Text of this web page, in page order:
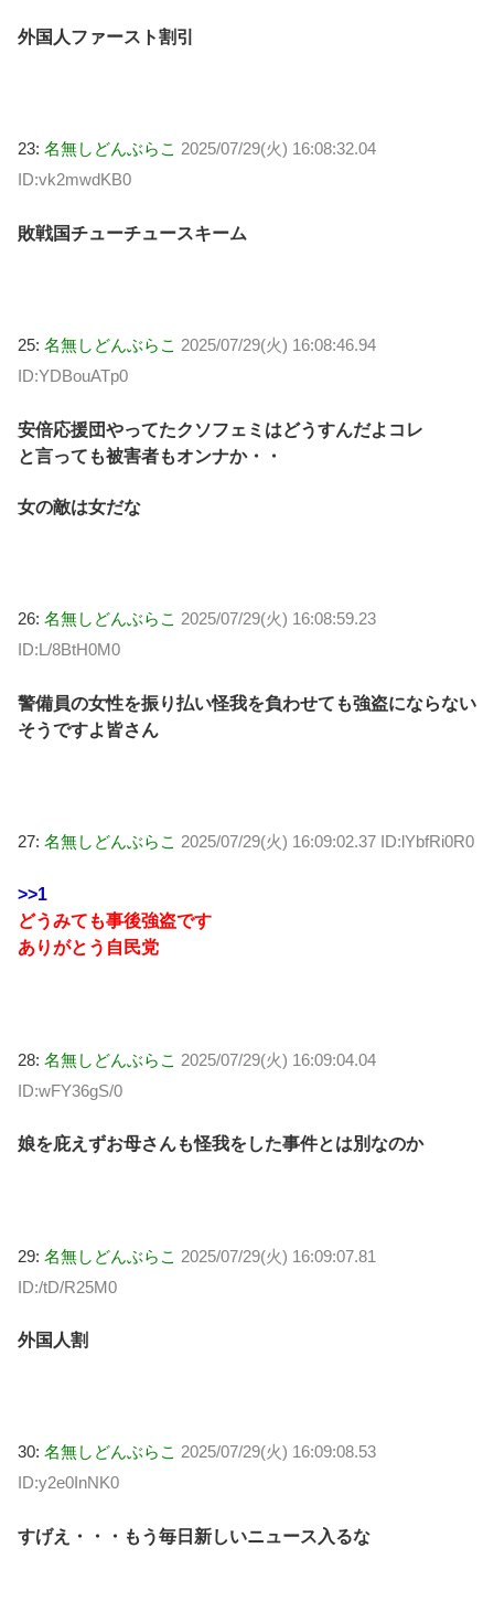
外国人ファースト割引
23: 名無しどんぶらこ 2025/07/29(火) 16:08:32.04
ID:vk2mwdKB0
敗戦国チューチュースキーム
25: 名無しどんぶらこ 2025/07/29(火) 16:08:46.94
ID:YDBouATp0
安倍応援団やってたクソフェミはどうすんだよコレ
と言っても被害者もオンナか・・
女の敵は女だな
26: 名無しどんぶらこ 2025/07/29(火) 16:08:59.23
ID:L/8BtH0M0
警備員の女性を振り払い怪我を負わせても強盗にならない
そうですよ皆さん
27: 名無しどんぶらこ 2025/07/29(火) 16:09:02.37 ID:lYbfRi0R0
>>1
どうみても事後強盗です
ありがとう自民党
28: 名無しどんぶらこ 2025/07/29(火) 16:09:04.04
ID:wFY36gS/0
娘を庇えずお母さんも怪我をした事件とは別なのか
29: 名無しどんぶらこ 2025/07/29(火) 16:09:07.81
ID:/tD/R25M0
外国人割
30: 名無しどんぶらこ 2025/07/29(火) 16:09:08.53
ID:y2e0InNK0
すげえ・・・もう毎日新しいニュース入るな